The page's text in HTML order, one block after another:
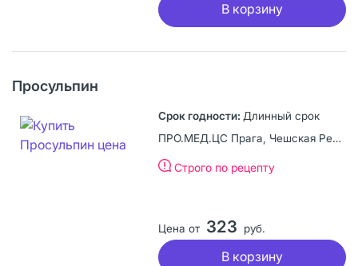
В корзину
Просульпин
Длинный срок
ПРО.МЕД.ЦС Прага, Чешская Республика
Строго по рецепту
Цена от 323 руб.
В корзину